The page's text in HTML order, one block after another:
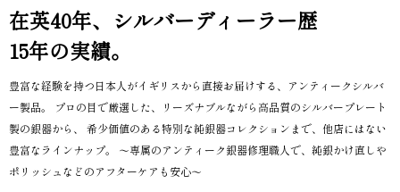
在英40年、シルバーディーラー歴
15年の実績。
豊富な経験を持つ日本人がイギリスから直接お届けする、アンティークシルバ
ー製品。
プロの目で厳選した、リーズナブルながら高品質のシルバープレート
製の銀器から、
希少価値のある特別な純銀器コレクションまで、他店にはない
豊富なラインナップ。
〜専属のアンティーク銀器修理職人で、純銀かけ直しや
ポリッシュなどのアフターケアも安心〜